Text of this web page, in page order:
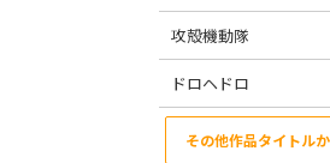
攻殻機動隊
ドロヘドロ
その他作品タイトル